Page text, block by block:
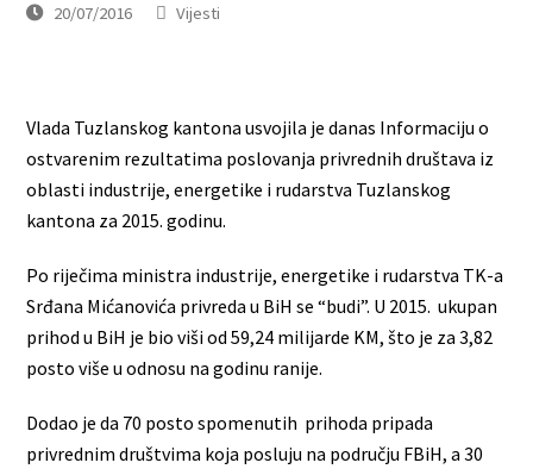
20/07/2016 Vijesti
Vlada Tuzlanskog kantona usvojila je danas Informaciju o
ostvarenim rezultatima poslovanja privrednih društava iz
oblasti industrije, energetike i rudarstva Tuzlanskog
kantona za 2015. godinu.
Po riječima ministra industrije, energetike i rudarstva TK-a
Srđana Mićanovića privreda u BiH se “budi”. U 2015. ukupan
prihod u BiH je bio viši od 59,24 milijarde KM, što je za 3,82
posto više u odnosu na godinu ranije.
Dodao je da 70 posto spomenutih prihoda pripada
privrednim društvima koja posluju na području FBiH, a 30